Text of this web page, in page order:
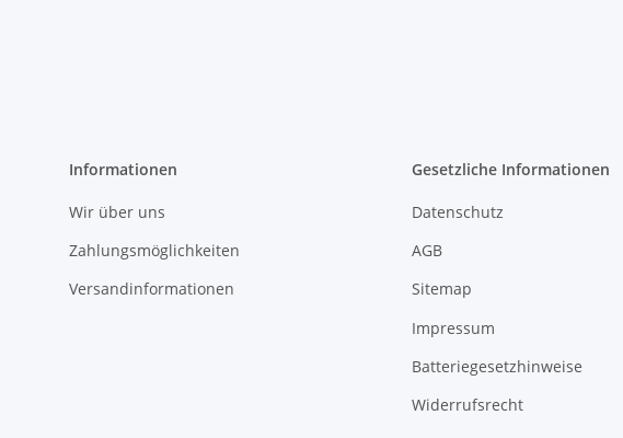
Informationen
Wir über uns
Zahlungsmöglichkeiten
Versandinformationen
Gesetzliche Informationen
Datenschutz
AGB
Sitemap
Impressum
Batteriegesetzhinweise
Widerrufsrecht